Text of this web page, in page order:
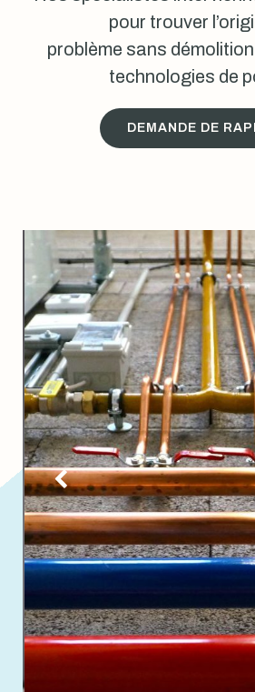
pour trouver
problème sans
technologies de
DEMANDE DE